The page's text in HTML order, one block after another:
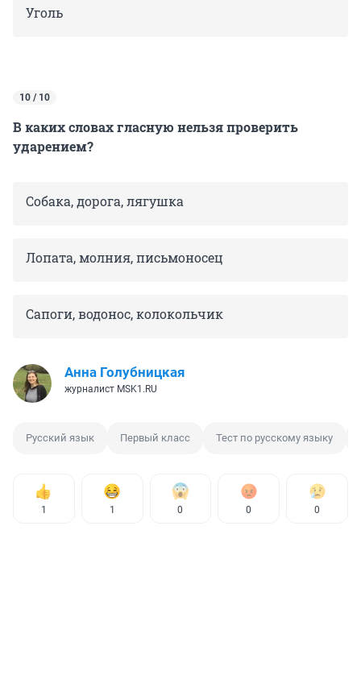
Уголь
10 / 10
В каких словах гласную нельзя проверить
ударением?
Собака, дорога, лягушка
Лопата, молния, письмоносец
Сапоги, водонос, колокольчик
Анна Голубницкая
журналист MSK1.RU
Русский язык Первый класс Тест по русскому языку
1 1 0 0 0